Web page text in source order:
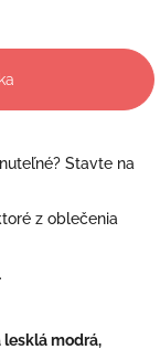
Stavte na
z oblečenia
lesklá modrá,